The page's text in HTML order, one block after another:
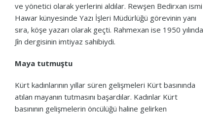
ve yönetici olarak yerlerini aldılar. Rewşen Bedirxan ismi
Hawar künyesinde Yazı İşleri Müdürlüğü görevinin yanı
sıra, köşe yazarı olarak geçti. Rahmexan ise 1950 yılında
Jîn dergisinin imtiyaz sahibiydi.
Maya tutmuştu
Kürt kadınlarının yıllar süren gelişmeleri Kürt basınında
atılan mayanın tutmasını başardılar. Kadınlar Kürt
basınının gelişmelerin öncülüğü haline gelirken